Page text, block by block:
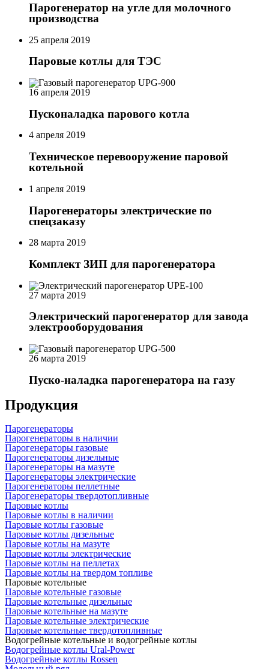
Парогенератор на угле для молочного
производства
25 апреля 2019
Паровые котлы для ТЭС
16 апреля 2019
Пусконаладка парового котла
4 апреля 2019
Техническое перевооружение паровой
котельной
1 апреля 2019
Парогенераторы электрические по
спецзаказу
28 марта 2019
Комплект ЗИП для парогенератора
27 марта 2019
Электрический парогенератор для завода
электрооборудования
26 марта 2019
Пуско-наладка парогенератора на газу
Продукция
Парогенераторы
Парогенераторы в наличии
Парогенераторы газовые
Парогенераторы дизельные
Парогенераторы на мазуте
Парогенераторы электрические
Парогенераторы пеллетные
Парогенераторы твердотопливные
Паровые котлы
Паровые котлы в наличии
Паровые котлы газовые
Паровые котлы дизельные
Паровые котлы на мазуте
Паровые котлы электрические
Паровые котлы на пеллетах
Паровые котлы на твердом топливе
Паровые котельные
Паровые котельные газовые
Паровые котельные дизельные
Паровые котельные на мазуте
Паровые котельные электрические
Паровые котельные твердотопливные
Водогрейные котельные и водогрейные котлы
Водогрейные котлы Ural-Power
Водогрейные котлы Rossen